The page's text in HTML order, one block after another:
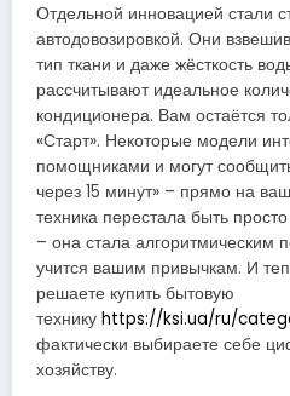
Отдельной инновацией стали
автодовозировкой. Они
тип ткани и даже жёсткость
рассчитывают идеальное
кондиционера. Вам остаётся
«Старт». Некоторые модели
помощниками и могут
через 15 минут» – прямо на
техника перестала быть
– она стала алгоритмическим
учится вашим привычкам. И
решаете купить бытовую
технику https://ksi.ua/ru/
фактически выбираете себе
хозяйству.